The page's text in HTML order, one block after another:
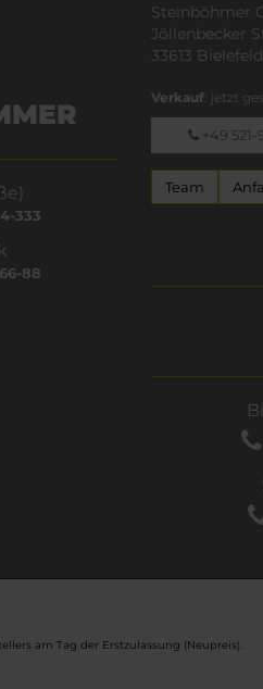
333
88
Steinböhmer
Jöllenbecker
33613 Bielefeld
Verkauf: jetzt
+49 521-
Team
am Tag der Erstzulassung (Neupreis).